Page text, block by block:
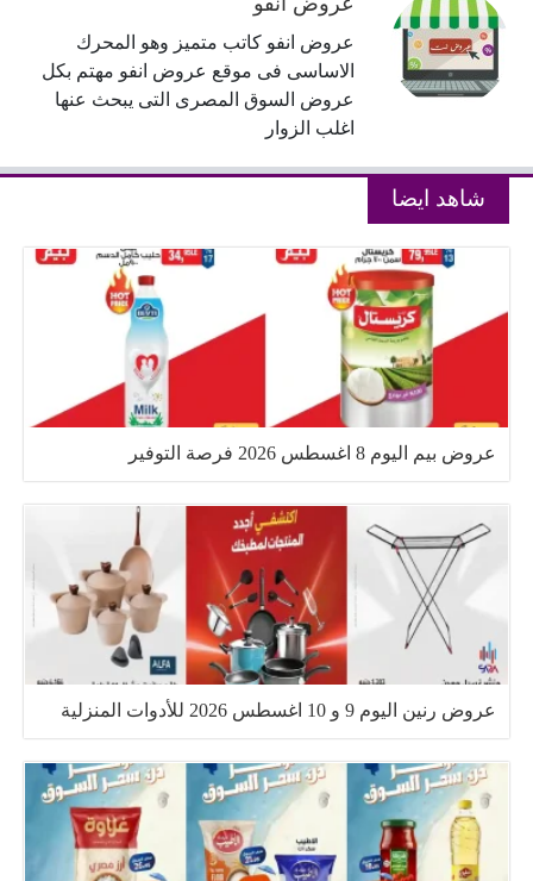
عروض انفو كاتب متميز وهو المحرك
الاساسى فى موقع عروض انفو مهتم بكل
عروض السوق المصرى التى يبحث عنها
اغلب الزوار
شاهد ايضا
عروض بيم اليوم 8 اغسطس 2026 فرصة التوفير
عروض رنين اليوم 9 و 10 اغسطس 2026 للأدوات المنزلية